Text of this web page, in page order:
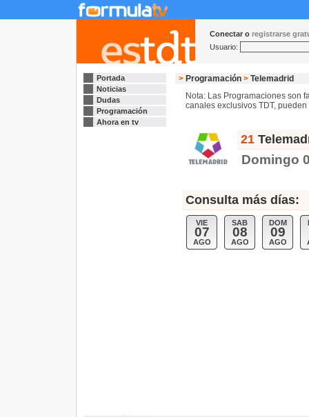
Conectar o registrarse
Usuario:
Portada
Noticias
Dudas
Programación
Ahora en tv
> Programación > Telemadrid
Nota: Las Programaciones son
canales exclusivos TDT,
21
Domingo
Consulta más días:
VIE
07
AGO
SAB
08
AGO
DOM
09
AGO